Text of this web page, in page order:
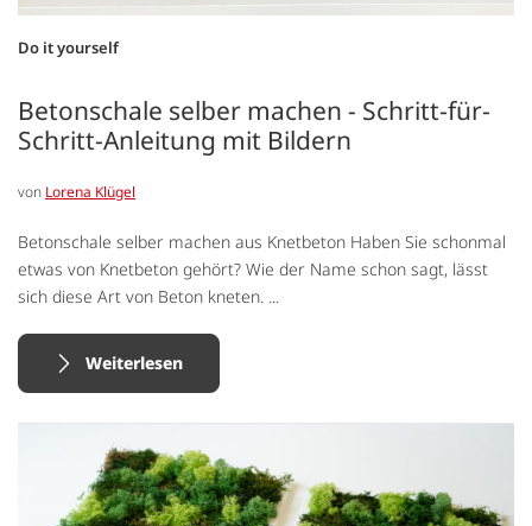
Do it yourself
Betonschale selber machen - Schritt-für-
Schritt-Anleitung mit Bildern
von Lorena Klügel
Betonschale selber machen aus Knetbeton Haben Sie schonmal
etwas von Knetbeton gehört? Wie der Name schon sagt, lässt
sich diese Art von Beton kneten. ...
Weiterlesen